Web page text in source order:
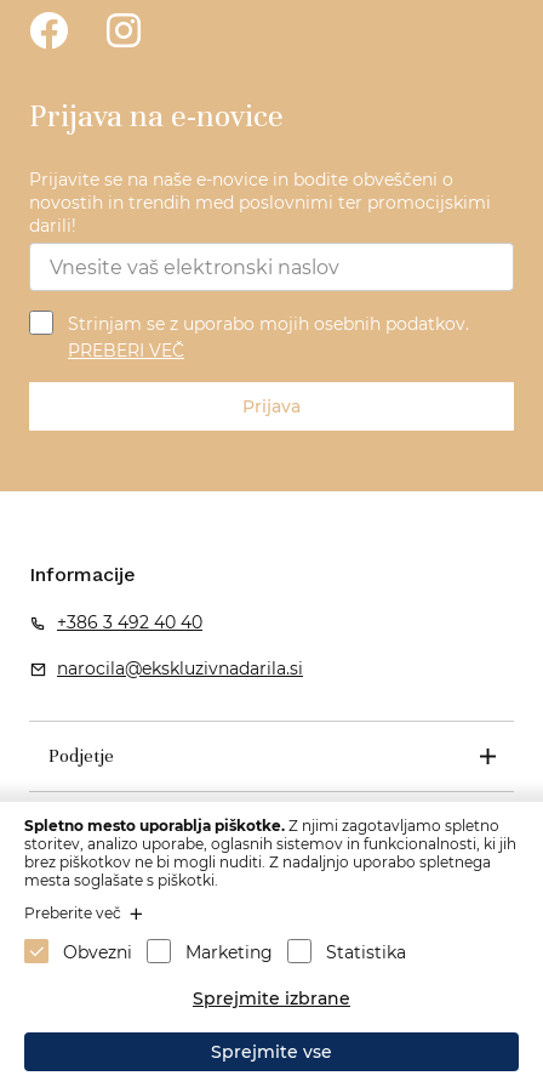
Prijava na e-novice
Prijavite se na naše e-novice in bodite obveščeni o
novostih in trendih med poslovnimi ter promocijskimi
darili!
Strinjam se z uporabo mojih osebnih podatkov.
PREBERI VEČ
Prijava
Informacije
+386 3 492 40 40
narocila@ekskluzivnadarila.si
Podjetje
Pogoji poslovanja
Spletno mesto uporablja piškotke. Z njimi zagotavljamo spletno
storitev, analizo uporabe, oglasnih sistemov in funkcionalnosti, ki jih
brez piškotkov ne bi mogli nuditi. Z nadaljnjo uporabo spletnega
mesta soglašate s piškotki.
Preberite več
Obvezni Marketing Statistika
Sprejmite izbrane
Sprejmite vse